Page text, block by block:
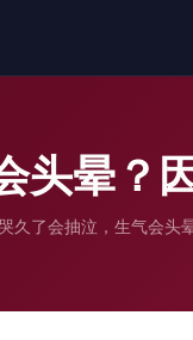
头晕
久了会抽泣，生气会